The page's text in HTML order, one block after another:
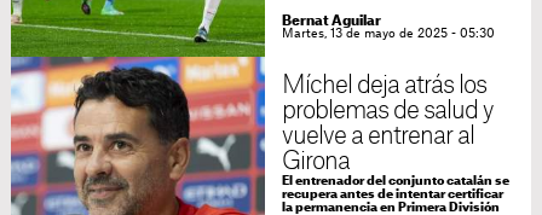
Bernat Aguilar
Martes, 13 de mayo de 2025 - 05:30
Míchel deja atrás los
problemas de salud y
vuelve a entrenar al
Girona
El entrenador del conjunto catalán se
recupera antes de intentar certificar
la permanencia en Primera División